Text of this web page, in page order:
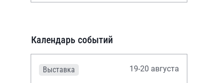
Календарь событий
Выставка 19-20 августа